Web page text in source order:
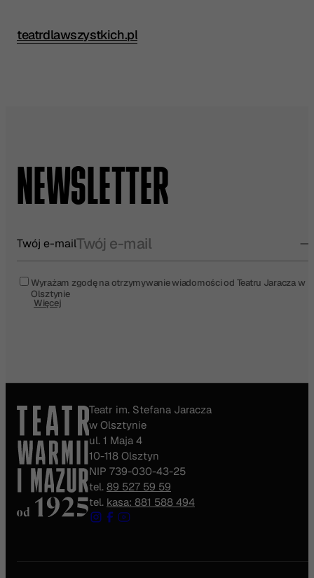
Przeczytaj pełną recenzję w źródle:
teatrdlawszystkich.pl
NEWSLETTER
Twój e-mail
Wyrażam zgodę na otrzymywanie wiadomości od Teatru Jaracza w
Olsztynie
Więcej
Teatr im. Stefana Jaracza
w Olsztynie
ul. 1 Maja 4
10-118 Olsztyn
NIP 739-030-43-25
tel. 89 527 59 59
tel. kasa: 881 588 494